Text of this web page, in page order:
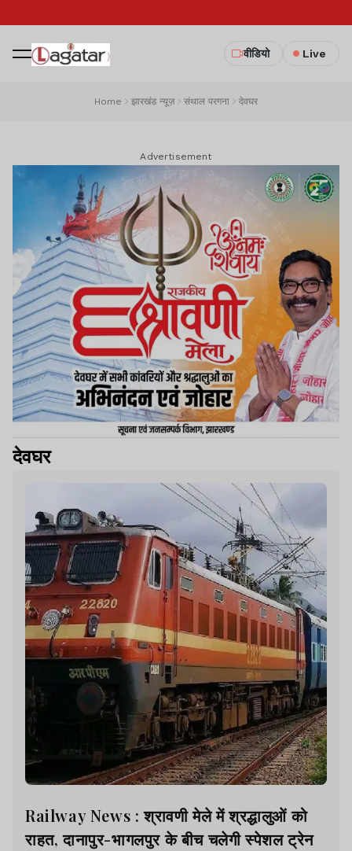
वीडियो Live
Home झारखंड न्यूज़ संथाल परगना देवघर
Advertisement
देवघर
Railway News : श्रावणी मेले में श्रद्धालुओं को
राहत, दानापुर-भागलपुर के बीच चलेगी स्पेशल ट्रेन